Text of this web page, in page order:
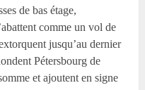
de bas étage,
comme un vol de
jusqu’au dernier
Pétersbourg de
et ajoutent en signe